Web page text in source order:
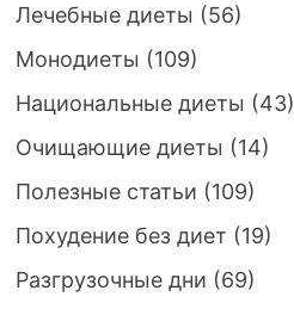
Лечебные диеты (56)
Монодиеты (109)
Национальные диеты (43)
Очищающие диеты (14)
Полезные статьи (109)
Похудение без диет (19)
Разгрузочные дни (69)